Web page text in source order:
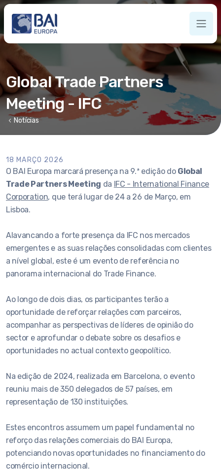
Global Trade Partners
Meeting - IFC
chevron_left Notícias
18 MARÇO 2026
O BAI Europa marcará presença na 9.ª edição do Global
Trade Partners Meeting da IFC - International Finance
Corporation, que terá lugar de 24 a 26 de Março, em
Lisboa.
Alavancando a forte presença da IFC nos mercados
emergentes e as suas relações consolidadas com clientes
a nível global, este é um evento de referência no
panorama internacional do Trade Finance.
Ao longo de dois dias, os participantes terão a
oportunidade de reforçar relações com parceiros,
acompanhar as perspectivas de líderes de opinião do
sector e aprofundar o debate sobre os desafios e
oportunidades no actual contexto geopolítico.
Na edição de 2024, realizada em Barcelona, o evento
reuniu mais de 350 delegados de 57 países, em
representação de 130 instituições.
Estes encontros assumem um papel fundamental no
reforço das relações comerciais do BAI Europa,
potenciando novas oportunidades no financiamento do
comércio internacional.